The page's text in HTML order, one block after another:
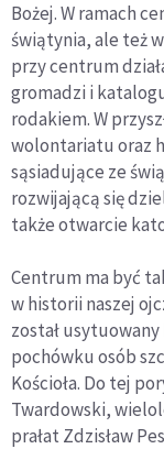
Bożej. W ramach
świątynia, ale też
przy centrum
gromadzi i
rodakiem. W
wolontariatu oraz
sąsiadujące ze
rozwijającą się
także otwarcie
Centrum ma być
w historii naszej
został
pochówku osób
Kościoła. Do tej
Twardowski,
prałat Zdzisław